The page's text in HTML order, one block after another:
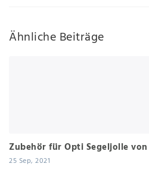
Ähnliche Beiträge
Zubehör für Opti Segeljolle
25 Sep, 2021